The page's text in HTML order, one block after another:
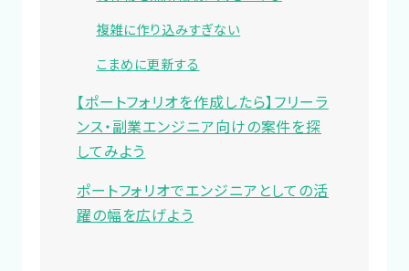
複雑に作り込みすぎない
こまめに更新する
【ポートフォリオを作成したら】フリーラ
ンス・副業エンジニア向けの案件を探
してみよう
ポートフォリオでエンジニアとしての活
躍の幅を広げよう